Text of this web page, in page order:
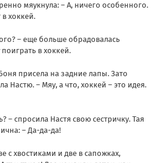
мяукнула: – А, ничего особенного.
хоккей.
– еще больше обрадовалась
в хоккей.
присела на задние лапы. Зато
Настю. – Мяу, а что, хоккей – это идея.
– спросила Настя свою сестричку. Тая
– Да-да-да!
с хвостиками и две в сапожках,